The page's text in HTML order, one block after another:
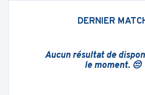
DERNIER
Aucun résultat de
le moment. 😔